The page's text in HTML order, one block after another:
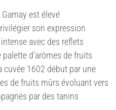
est élevé
son expression
avec des reflets
d’arômes de fruits
cuvée 1602 début par une
de fruits mûrs évoluant vers
par des tanins